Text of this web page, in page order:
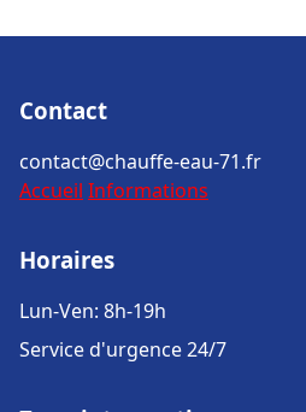
Contact
contact@chauffe-eau-71.fr
Accueil Informations
Horaires
Lun-Ven: 8h-19h
Service d'urgence 24/7